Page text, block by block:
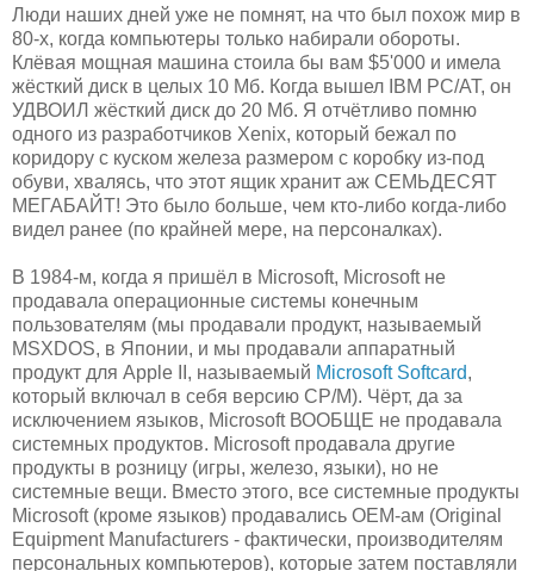
Люди наших дней уже не помнят, на что был похож мир в
80-х, когда компьютеры только набирали обороты.
Клёвая мощная машина стоила бы вам $5'000 и имела
жёсткий диск в целых 10 Мб. Когда вышел IBM PC/AT, он
УДВОИЛ жёсткий диск до 20 Мб. Я отчётливо помню
одного из разработчиков Xenix, который бежал по
коридору с куском железа размером с коробку из-под
обуви, хвалясь, что этот ящик хранит аж СЕМЬДЕСЯТ
МЕГАБАЙТ! Это было больше, чем кто-либо когда-либо
видел ранее (по крайней мере, на персоналках).
В 1984-м, когда я пришёл в Microsoft, Microsoft не
продавала операционные системы конечным
пользователям (мы продавали продукт, называемый
MSXDOS, в Японии, и мы продавали аппаратный
продукт для Apple II, называемый Microsoft Softcard,
который включал в себя версию CP/M). Чёрт, да за
исключением языков, Microsoft ВООБЩЕ не продавала
системных продуктов. Microsoft продавала другие
продукты в розницу (игры, железо, языки), но не
системные вещи. Вместо этого, все системные продукты
Microsoft (кроме языков) продавались OEM-ам (Original
Equipment Manufacturers - фактически, производителям
персональных компьютеров), которые затем поставляли